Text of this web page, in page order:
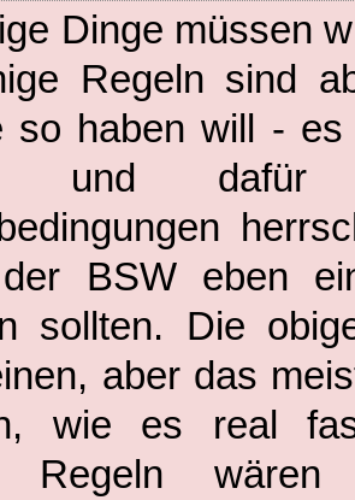
Dinge müssen
Regeln sind
so haben will -
und dafür
BSW eben
sollten. Die
aber das
wie es real
Regeln wären